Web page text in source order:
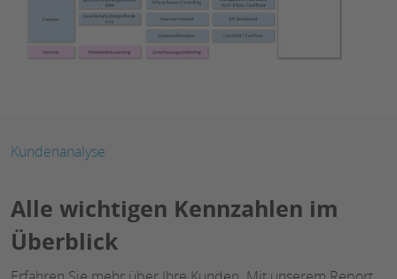
Kundenanalyse
Alle wichtigen Kennzahlen im
Überblick